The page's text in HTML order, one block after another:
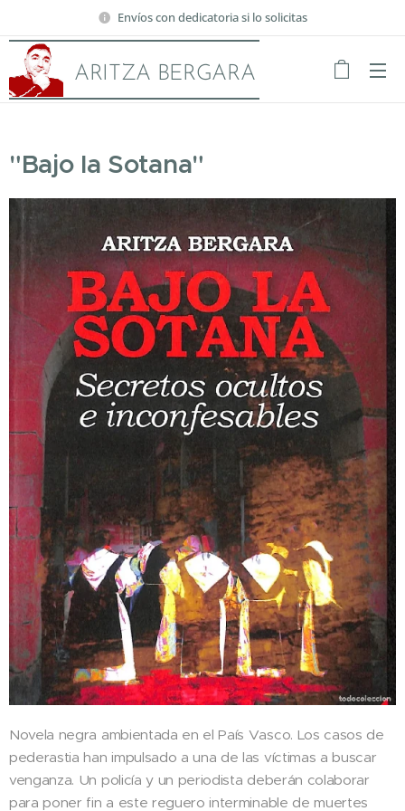
Envíos con dedicatoria si lo solicitas
ARITZA BERGARA
"Bajo la Sotana"
Novela negra ambientada en el País Vasco. Los casos de
pederastia han impulsado a una de las víctimas a buscar
venganza. Un policía y un periodista deberán colaborar
para poner fin a este reguero interminable de muertes